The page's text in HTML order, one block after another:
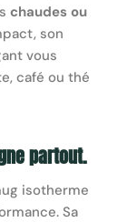
chaudes ou
son
vous
café ou thé
partout.
isotherme
Sa